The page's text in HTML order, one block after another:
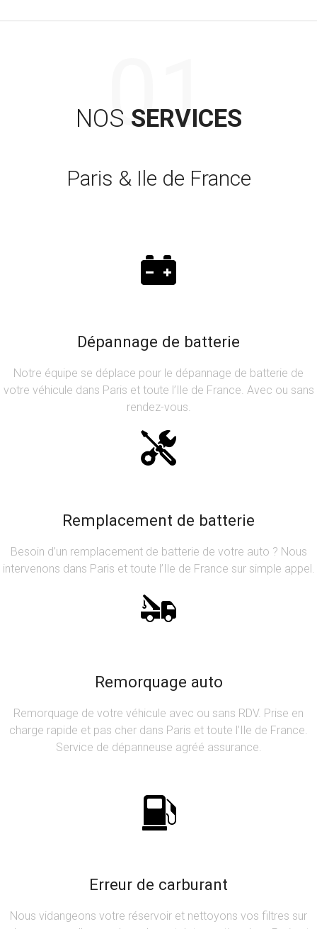
NOS SERVICES
Paris & Ile de France
Dépannage de batterie
Notre équipe se déplace pour le dépannage de batterie de
votre véhicule dans Paris et toute l’Ile de France. Avec ou sans
rendez-vous.
Remplacement de batterie
Besoin d’un remplacement de batterie de votre auto ? Nous
intervenons dans Paris et toute l’Ile de France sur simple appel.
Remorquage auto
Remorquage de votre véhicule avec ou sans RDV. Prise en
charge rapide et pas cher dans Paris et toute l’Ile de France.
Service de dépanneuse agréé assurance.
Erreur de carburant
Nous vidangeons votre réservoir et nettoyons vos filtres sur